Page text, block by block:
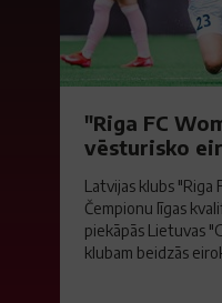
"Riga FC
vēsturisko
Latvijas klubs "Riga
Čempionu līgas
piekāpās Lietuvas
klubam beidzās